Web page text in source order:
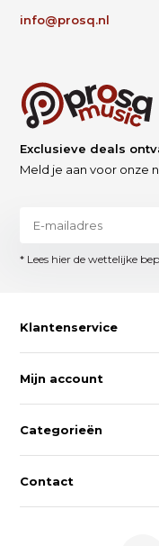
info@prosq.nl
Exclusieve deals
Meld je aan voor onze
* Lees hier de wettelijke
Klantenservice
Mijn account
Categorieën
Contact